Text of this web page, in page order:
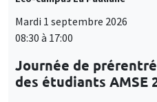
Mardi 1 septembre 2026
08:30 à 17:00
Journée de
des étudiants AMSE